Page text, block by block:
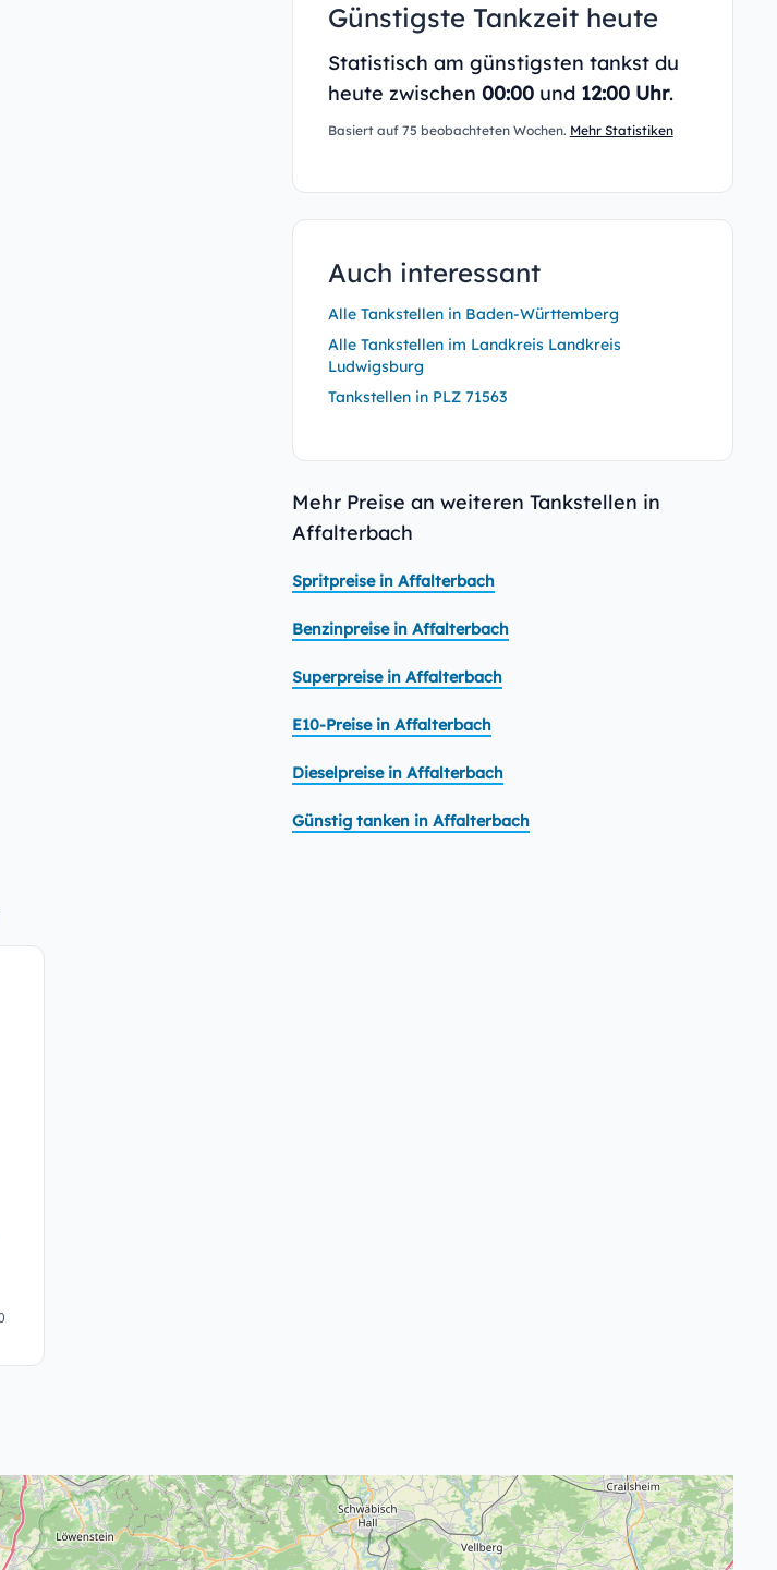
Günstigste Tankzeit heute
Statistisch am günstigsten tankst du
heute zwischen 00:00und 12:00 Uhr.
Basiert auf 75 beobachteten Wochen. Mehr Statistiken
Auch interessant
Alle Tankstellen in Baden-Württemberg
Alle Tankstellen im Landkreis Landkreis
Ludwigsburg
Tankstellen in PLZ 71563
Mehr Preise an weiteren Tankstellen in
Affalterbach
Spritpreise in Affalterbach
Benzinpreise in Affalterbach
Superpreise in Affalterbach
E10-Preise in Affalterbach
Dieselpreise in Affalterbach
Günstig tanken in Affalterbach